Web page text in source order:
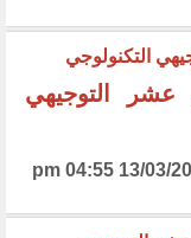
عشر التوجيهي